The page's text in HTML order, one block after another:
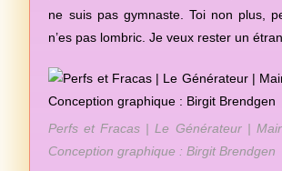
ne suis pas gymnaste. Toi non plus,
n’es pas lombric. Je veux rester un
Perfs et Fracas | Le Générateur |
Conception graphique : Birgit Brendgen